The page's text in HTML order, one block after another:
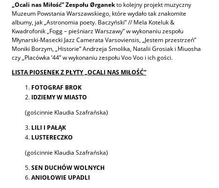
„Ocali nas Miłość” Zespołu Ørganekto kolejny projekt muzyczny
Muzeum Powstania Warszawskiego, które wydało tak znakomite
albumy, jak „Astronomia poety. Baczyński” // Mela Koteluk &
Kwadrofonik „Fogg – pieśniarz Warszawy” w wykonaniu zespołu
Młynarski-Masecki Jazz Camerata Varsoviensis, „Jestem przestrzeń”
Moniki Borzym, „Historie” Andrzeja Smolika, Natalii Grosiak i Miuosha
czy „Placówka ’44” w wykonaniu zespołu Voo Voo i ich gości.
LISTA PIOSENEK Z PŁYTY „OCALI NAS MIŁOŚĆ”
FOTOGRAF BROK
IDZIEMY W MIASTO
(gościnnie Klaudia Szafrańska)
LILI I PAŁĄK
LUSTERECZKO
(gościnnie Klaudia Szafrańska)
SEN DUCHÓW WOLNYCH
ANIOŁOWIE UPADLI